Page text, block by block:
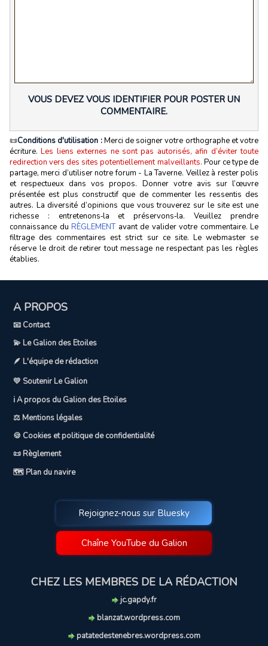
VOUS DEVEZ VOUS IDENTIFIER POUR POSTER UN
COMMENTAIRE.
📜Conditions d'utilisation :Merci de soigner votre orthographe et votre
écriture.Les liens externes ne sont pas autorisés, afin d’éviter toute
redirection vers des sites potentiellement malveillants. Pour ce type de
partage, merci d’utiliser notre forum - La Taverne. Veillez à rester polis
et respectueux dans vos propos. Donner votre avis sur l’œuvre
présentée est plus constructif que de commenter les ressentis des
autres. La diversité d’opinions que vous trouverez sur le site est une
richesse : entretenons‑la et préservons‑la. Veuillez prendre
connaissance du RÈGLEMENTavant de valider votre commentaire. Le
filtrage des commentaires est strict sur ce site. Le webmaster se
réserve le droit de retirer tout message ne respectant pas les règles
établies.
A PROPOS
📧 Contact
💫 Le Galion des Etoiles
🪶 L'équipe de rédaction
💛 Soutenir Le Galion
ℹ️ A propos du Galion des Etoiles
⚖️ Mentions légales
🍪 Cookies et politique de confidentialité
📜 Règlement
🗺️ Plan du navire
Rejoignez-nous sur Bluesky
Chaîne YouTube du Galion
CHEZ LES MEMBRES DE LA RÉDACTION
jc.gapdy.fr
blanzat.wordpress.com
patatedestenebres.wordpress.com